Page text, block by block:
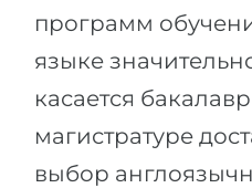
программ
языке
касается
магистратуре
выбор